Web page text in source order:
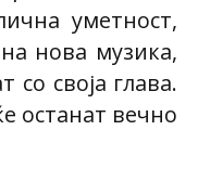
уметност,
нова музика,
со своја глава.
останат вечно